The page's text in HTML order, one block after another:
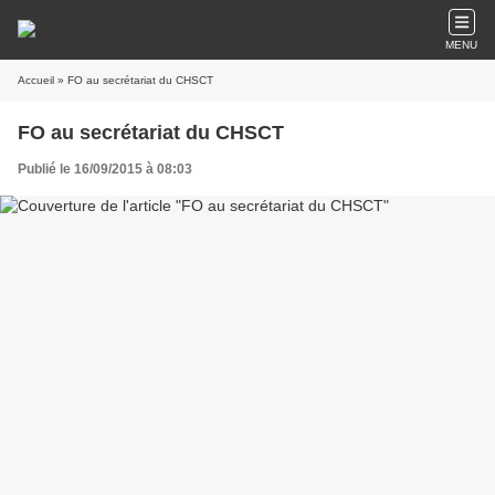
MENU
Accueil » FO au secrétariat du CHSCT
FO au secrétariat du CHSCT
Publié le 16/09/2015 à 08:03